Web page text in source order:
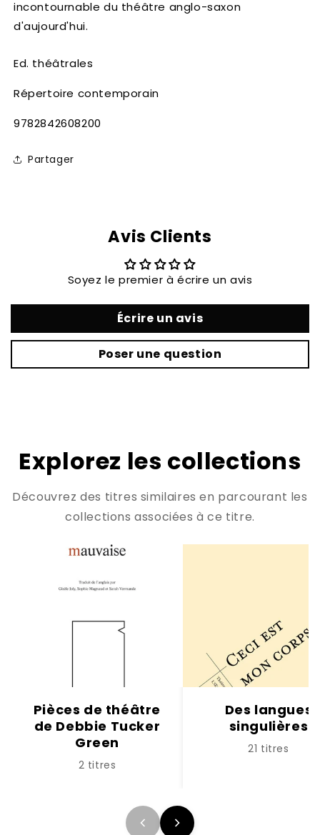
incontournable du théâtre anglo-saxon
d'aujourd'hui.
Ed. théâtrales
Répertoire contemporain
SKU:
9782842608200
Partager
Avis Clients
Soyez le premier à écrire un avis
Écrire un avis
Poser une question
Explorez les collections
Découvrez des titres similaires en parcourant les
collections associées à ce titre.
Pièces de théâtre
de Debbie Tucker
Green
2 titres
Des langues
singulières
21 titres